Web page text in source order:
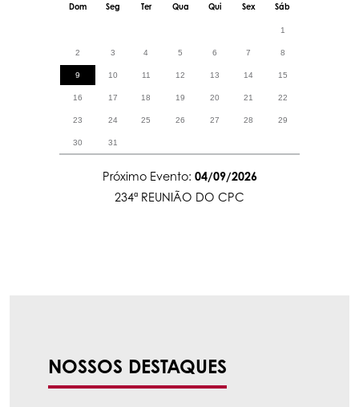
Dom Seg Ter Qua Qui Sex Sáb
1
2 3 4 5 6 7 8
9 10 11 12 13 14 15
16 17 18 19 20 21 22
23 24 25 26 27 28 29
30 31
Próximo Evento: 04/09/2026
234ª REUNIÃO DO CPC
NOSSOS DESTAQUES